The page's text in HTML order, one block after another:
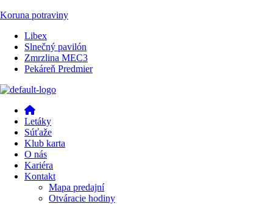
Koruna potraviny
Menu
Libex
Slnečný pavilón
Zmrzlina MEC3
Pekáreň Predmier
Menu
Letáky
Súťaže
Klub karta
O nás
Kariéra
Kontakt
Mapa predajní
Otváracie hodiny